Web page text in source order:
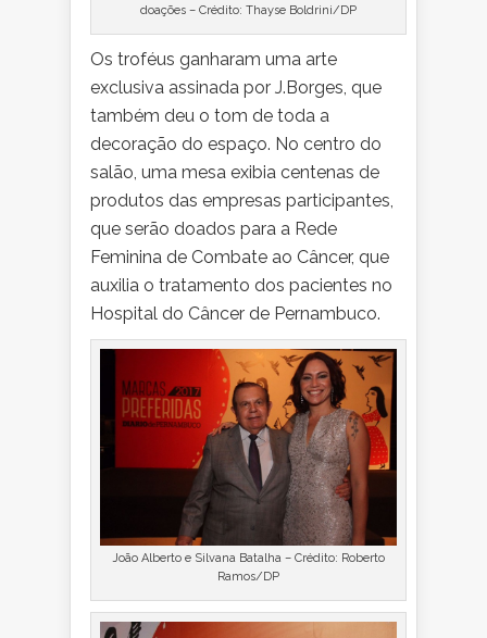
doações – Crédito: Thayse Boldrini/DP
Os troféus ganharam uma arte
exclusiva assinada por J.Borges, que
também deu o tom de toda a
decoração do espaço. No centro do
salão, uma mesa exibia centenas de
produtos das empresas participantes,
que serão doados para a Rede
Feminina de Combate ao Câncer, que
auxilia o tratamento dos pacientes no
Hospital do Câncer de Pernambuco.
João Alberto e Silvana Batalha – Crédito: Roberto
Ramos/DP